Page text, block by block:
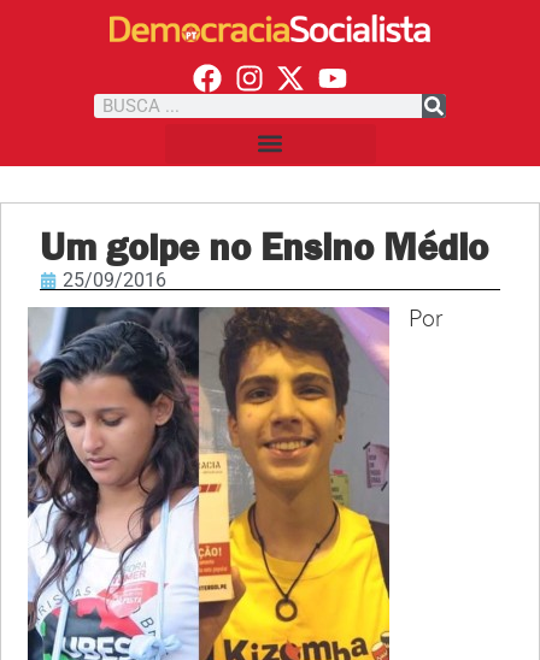
Um golpe no Ensino Médio
25/09/2016
Por